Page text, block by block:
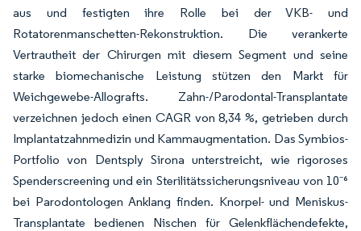
aus und festigten ihre Rolle bei der VKB- und
Rotatorenmanschetten-Rekonstruktion. Die verankerte
Vertrautheit der Chirurgen mit diesem Segment und seine
starke biomechanische Leistung stützen den Markt für
Weichgewebe-Allografts. Zahn-/Parodontal-Transplantate
verzeichnen jedoch einen CAGR von 8,34 %, getrieben durch
Implantatzahnmedizin und Kammaugmentation. Das Symbios-
Portfolio von Dentsply Sirona unterstreicht, wie rigoroses
Spenderscreening und ein Sterilitätssicherungsniveau von 10⁻⁶
bei Parodontologen Anklang finden. Knorpel- und Meniskus-
Transplantate bedienen Nischen für Gelenkflächendefekte,